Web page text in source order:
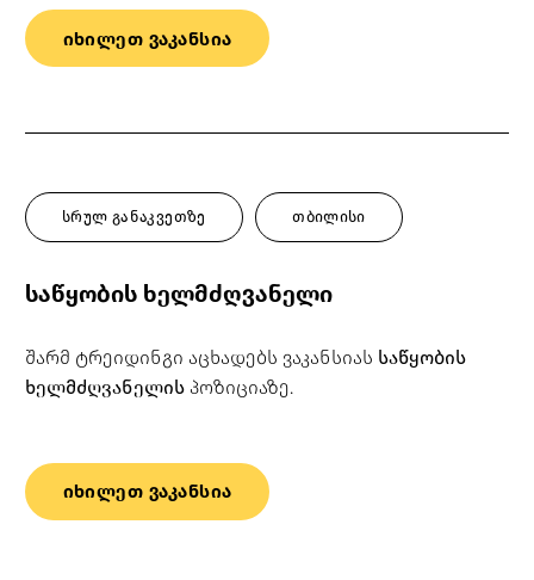
იხილეთ ვაკანსია
სრულ განაკვეთზე თბილისი
საწყობის ხელმძღვანელი
შარმ ტრეიდინგი აცხადებს ვაკანსიას საწყობის
ხელმძღვანელის პოზიციაზე.
იხილეთ ვაკანსია